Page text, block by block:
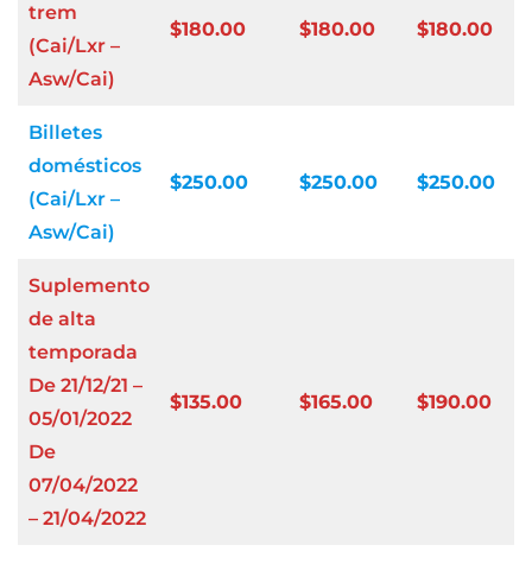
trem
(Cai/Lxr –
Asw/Cai)
$180.00 $180.00 $180.00
Billetes
domésticos
(Cai/Lxr –
Asw/Cai)
$250.00 $250.00 $250.00
Suplemento
de alta
temporada
De 21/12/21 –
05/01/2022
De
07/04/2022
– 21/04/2022
$135.00 $165.00 $190.00